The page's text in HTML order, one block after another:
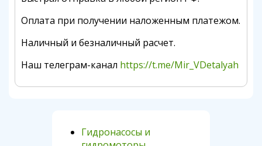
Оплата при получении наложенным платежом.
Наличный и безналичный расчет.
Наш телеграм-канал https://t.me/Mir_VDetalyah
Гидронасосы и